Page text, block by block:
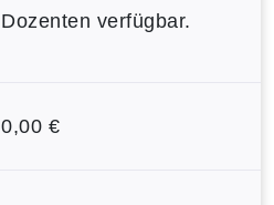
Dozenten verfügbar.
0,00 €